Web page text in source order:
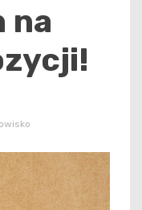
na